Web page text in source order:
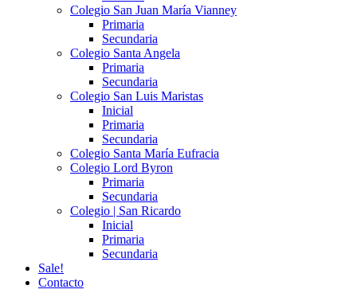
Colegio San Juan María Vianney
Primaria
Secundaria
Colegio Santa Angela
Primaria
Secundaria
Colegio San Luis Maristas
Inicial
Primaria
Secundaria
Colegio Santa María Eufracia
Colegio Lord Byron
Primaria
Secundaria
Colegio | San Ricardo
Inicial
Primaria
Secundaria
Sale!
Contacto